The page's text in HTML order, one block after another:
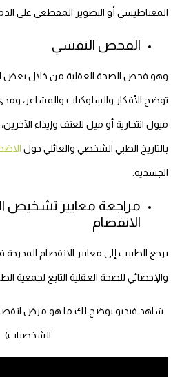
المغناطيسي أو التصوير المقطعي على
الفحص النفسي
وهو فحص الصحة العقلية من خلال بعض
توضح الأفكار والسلوكيات والمشاعر،
ميول انتحارية أو ميل للعنف وإيذاء
بالتاريخ الطبي الشخصي والعائلي حول
الجسدية.
مراجعة معايير تشخيص
الانفصام
يرجع الطبيب إلى معايير الانفصام
والإحصائي للصحة العقلية التابع لجمعية
شاهد فيديو يوضح لك ما هو مرض
الشخصيات)